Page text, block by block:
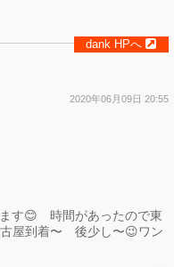
dank HPへ
2020年06月09日 20:55
す😊 時間があったので東
屋到着〜 後少し〜😉ワン